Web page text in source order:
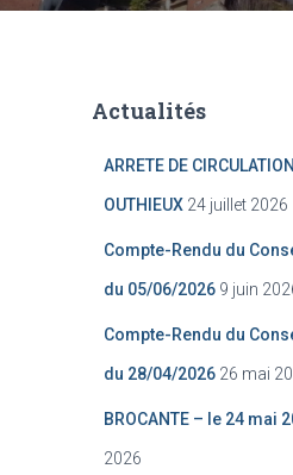
Actualités
ARRETE DE
OUTHIEUX 24 juillet 2026
Compte-Rendu du
du 05/06/2026 9 juin
Compte-Rendu du
du 28/04/2026 26 mai
BROCANTE – le 24 mai
2026